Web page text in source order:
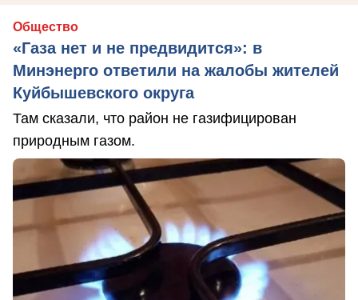
Общество
«Газа нет и не предвидится»: в
Минэнерго ответили на жалобы жителей
Куйбышевского округа
Там сказали, что район не газифицирован
природным газом.